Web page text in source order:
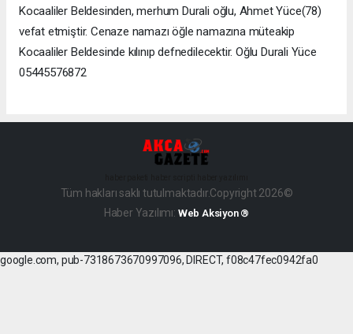
Kocaaliler Beldesinden, merhum Durali oğlu, Ahmet Yüce(78)
vefat etmiştir. Cenaze namazı öğle namazına müteakip
Kocaaliler Beldesinde kılınıp defnedilecektir. Oğlu Durali Yüce
05445576872
Tüm hakları saklı tutulmaktadır.Copyright 2026©
Haber Yazılımı: Web Aksiyon ®
google.com, pub-7318673670997096, DIRECT, f08c47fec0942fa0